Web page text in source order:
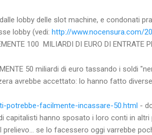
lobby delle slot machine, e condonati
lobby (vedi: http://www.nocensura.com/
100 MILIARDI DI EURO DI ENTRATE
50 miliardi di euro tassando i soldi
avrebbe accettato: lo hanno fatto
potrebbe-facilmente-incassare-50.html -
capitalisti hanno sposato i loro conti in
se lo facessero oggi varrebbe